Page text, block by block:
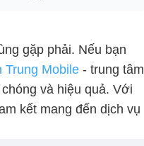
gặp phải. Nếu bạn
Trung Mobile - trung tâm
và hiệu quả. Với
kết mang đến dịch vụ